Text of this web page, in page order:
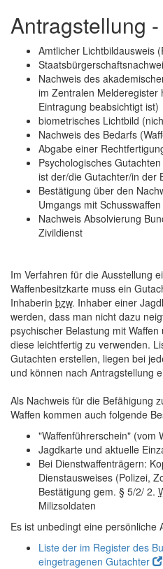
Antragstellung
Amtlicher Lichtbildausweis
Nachweis des
im Zentralen Melderegister
Eintragung beabsichtigt ist)
biometrisches Lichtbild
Nachweis des Bedarfs
Abgabe einer
Psychologisches
ist der/die Gutachter/in der
Bestätigung über den
Umgangs mit Schusswaffen
Nachweis Absolvierung
Zivildienst
Im Verfahren für die Ausstellung
Waffenbesitzkarte muss ein
Inhaberin bzw. Inhaber einer
werden, dass man nicht dazu
psychischer Belastung mit
diese leichtfertig zu verwenden.
Gutachten erstellen, liegen bei
und können nach Antragstellung
Als Nachweis für die Befähigung
Waffen kommen auch folgende
"Waffenführerschein" (vom
Jagdkarte und aktuelle
Bei Dienstwaffenträgern:
Dienstausweises (Polizei,
Bestätigung gem. § 5/2/ 2.
Milizsoldaten
Es ist unbedingt eine persönliche
Liste der im Register des
eingetragenen Gutachter